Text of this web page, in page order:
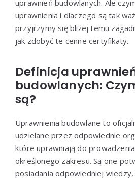
uprawnień budowlanych. Ale
uprawnienia i dlaczego są tak
przyjrzymy się bliżej temu
jak zdobyć te cenne certyfikaty.
Definicja
budowlanych:
są?
Uprawnienia budowlane to
udzielane przez odpowiednie
które uprawniają do
określonego zakresu. Są one
posiadania odpowiedniej